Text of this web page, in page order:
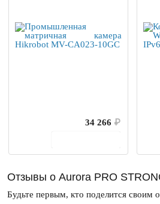
34 266 ₽
Отзывы о Aurora PRO
Будьте первым, кто поделится своим